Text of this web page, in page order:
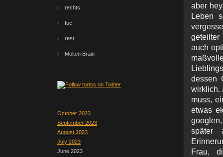
rechts
fuc
rest
Molten Brain
October 2023
September 2023
August 2023
July 2023
June 2023
aber
Leben
auch
dessen
wirklich.
muss,
etwas
später
Frau,